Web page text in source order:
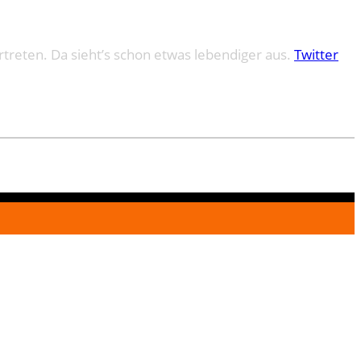
Da sieht’s schon etwas lebendiger aus. Twitter